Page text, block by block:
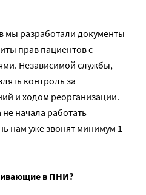
разработали документы
прав пациентов с
Независимой службы,
контроль за
и ходом реорганизации.
начала работать
нам уже звонят минимум 1–
в ПНИ?